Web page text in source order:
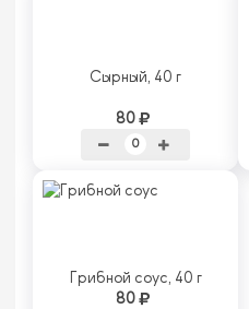
Сырный, 40 г
80
Грибной соус, 40 г
80